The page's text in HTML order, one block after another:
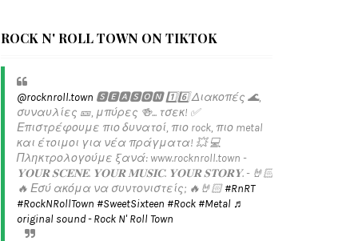
ROCK N' ROLL TOWN ON TIKTOK
@rocknroll.town 🆂🅴🅰🆂🅾🅽 1️⃣6️⃣ Διακοπές 🌊,
συναυλίες 🎫, μπύρες 🍻... τσεκ! ✅️
Επιστρέφουμε πιο δυνατοί, πιο rock, πιο metal
και έτοιμοι για νέα πράγματα! 💥 💻
Πληκτρολογούμε ξανά: www.rocknroll.town -
𝐘𝐎𝐔𝐑 𝐒𝐂𝐄𝐍𝐄. 𝐘𝐎𝐔𝐑 𝐌𝐔𝐒𝐈𝐂. 𝐘𝐎𝐔𝐑 𝐒𝐓𝐎𝐑𝐘. - 🤘🏻
🔥 Εσύ ακόμα να συντονιστείς; 🔥🤘🏻#RnRT
#RockNRollTown #SweetSixteen #Rock #Metal ♬
original sound - Rock N' Roll Town